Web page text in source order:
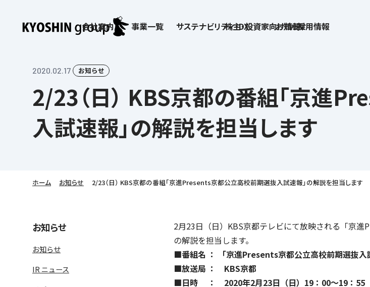
お知らせ
会社案内
会社案内
企業理念
教育理念
社長挨拶
会社概要／組織図
社歌
本社所在地
京進グループが目指す姿
子会社および関係会社
事業一覧
子どもたちの学びを支える
サステナビリティ・DX
サステナビリティ
お客さま満足度向上の取り組み
労働環境向上の取り組み
人材育成の取り組み
価値創造の取り組み
社会貢献活動
学びの成果
基本方針
安全と安心への
安全・安心にお通
株主・投資家向け情報
株主・投資家向け情報
IR ニュース
株主・株式関連情報
よくあるご質問
株主・投資家の皆さまへ
IRライブラリー
IRカレンダー
ディスクロージャーポリシー
免責事項
採用情報
採用情報
京進リクルートInstagram
新卒採用情報
新卒採用デジタルパンフレット
中途採用
講師（アルバイト）募集
保育士事業 採用
日本語教育事業 採用
介護事業 採用
2020.02.17 お知らせ
2/23（日） KBS京都の番組「京進
入試速報」の解説を担当します
ホーム お知らせ 2/23（日） KBS京都の番組「京進Presents京都公立高校前期選抜入試速報」の解説を担当します
お知らせ
お知らせ
IR ニュース
2月23日（日）KBS京都テレビにて放映される「京
の解説を担当します。
■番組名 ： 「京進Presents京都公立高校前期選抜入
■放送局 ： KBS京都
■日時 ： 2020年2月23日（日）19：00〜19：55